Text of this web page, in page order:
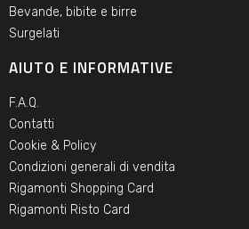
Bevande, bibite e birre
Surgelati
AIUTO E INFORMATIVE
F.A.Q.
Contatti
Cookie & Policy
Condizioni generali di vendita
Rigamonti Shopping Card
Rigamonti Risto Card